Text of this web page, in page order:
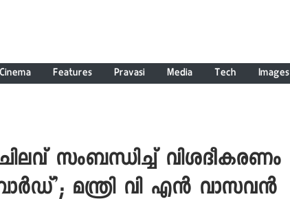
Cinema Features Pravasi Media Tech Images
സംബന്ധിച്ച് വിശദീകരണം
മന്ത്രി വി എൻ വാസവൻ